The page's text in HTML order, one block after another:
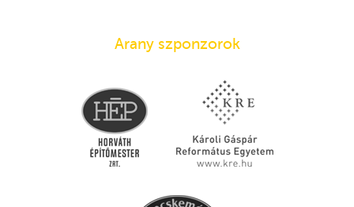
Arany szponzorok